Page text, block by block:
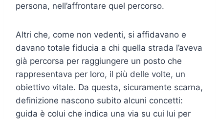
persona, nell’affrontare quel percorso.
Altri che, come non vedenti, si affidavano e
davano totale fiducia a chi quella strada l’aveva
già percorsa per raggiungere un posto che
rappresentava per loro, il più delle volte, un
obiettivo vitale. Da questa, sicuramente scarna,
definizione nascono subito alcuni concetti:
guida è colui che indica una via su cui lui per